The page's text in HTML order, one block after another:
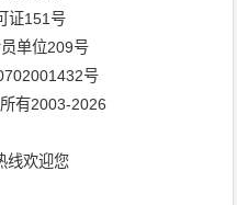
证151号
单位209号
号
有2003-2026